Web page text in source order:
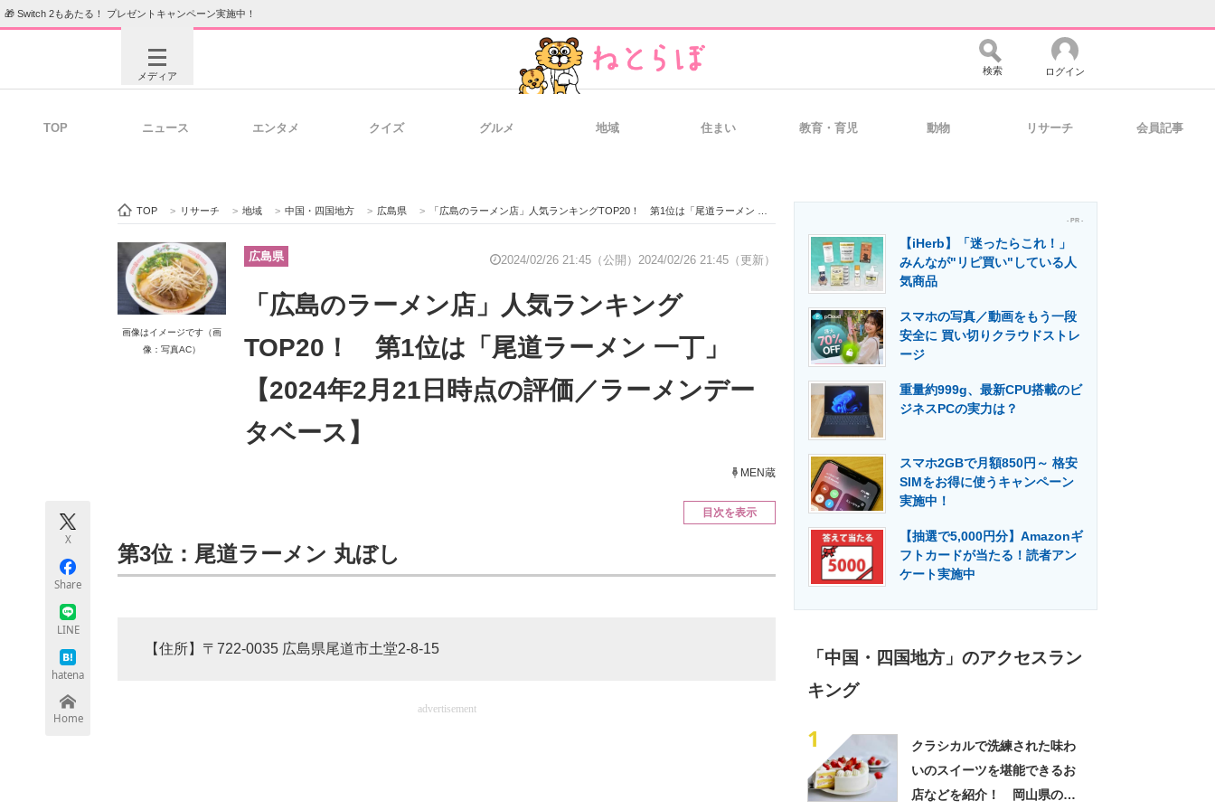
🎁 Switch 2もあたる！ プレゼントキャンペーン実施中！
メディア
ビジネスと働き方のヒント 経営リーダーのコミュニティ マーケ×ITの今がよく分かる
ITエンジニア向け専門サイト 製造業のIT導入・活用を支援
エレクトロニクス専門サイト エネルギーの専門メディア 建設×テクノロジーの最前線
検索 ログイン
TOP ニュース エンタメ クイズ グルメ 地域 住まい 教育・育児 動物 リサーチ 会員記事
TOP > リサーチ > 地域 > 中国・四国地方 > 広島県 > 「広島のラーメン店」人気ランキングTOP20！ 第1位は「尾道ラーメン 一丁」【2024年2月21日時点の評価／ラーメンデータベース】
画像はイメージです（画
像：写真AC）
広島県 2024/02/26 21:45（公開） 2024/02/26 21:45（更新）
「広島のラーメン店」人気ランキング
TOP20！ 第1位は「尾道ラーメン 一丁」
【2024年2月21日時点の評価／ラーメンデー
タベース】
MEN蔵
X
Share
LINE
hatena
Home
目次を表示
第3位：尾道ラーメン 丸ぼし
【住所】〒722-0035 広島県尾道市土堂2-8-15
advertisement
- PR -
【iHerb】「迷ったらこれ！」
みんなが"リピ買い"している人
気商品
スマホの写真／動画をもう一段
安全に 買い切りクラウドストレ
ージ
重量約999g、最新CPU搭載のビ
ジネスPCの実力は？
スマホ2GBで月額850円～ 格安
SIMをお得に使うキャンペーン
実施中！
【抽選で5,000円分】Amazonギ
フトカードが当たる！読者アン
ケート実施中
「中国・四国地方」のアクセスラン
キング
1
クラシカルで洗練された味わ
いのスイーツを堪能できるお
店などを紹介！ 岡山県の